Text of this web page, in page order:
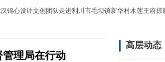
心设计文创团队走进利川市毛坝镇新华村木莲王府掠影
高层动态
理局在行动